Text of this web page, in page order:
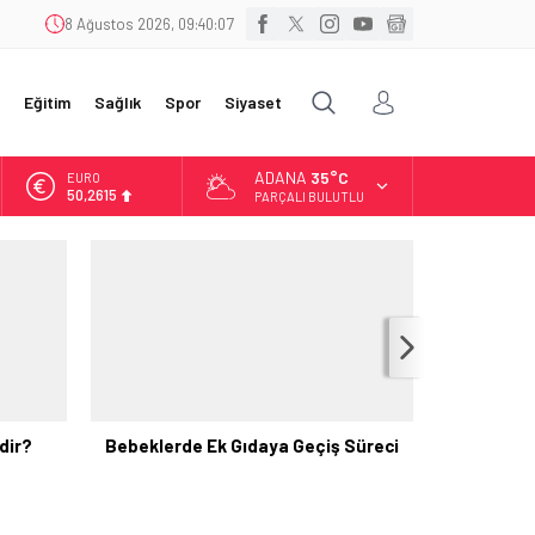
8 Ağustos 2026, 09:40:08
Eğitim Sağlık Spor Siyaset
EURO
50,2615
ADANA 35°C
PARÇALI BULUTLU
Bebeklerde Ek Gıdaya Geçiş Süreci